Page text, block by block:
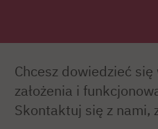
Chcesz dowiedzieć
założenia i
Skontaktuj się z nami,